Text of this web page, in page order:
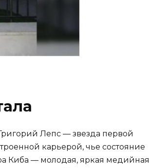
Лепс — звезда первой
карьерой, чье состояние
Киба — молодая, яркая медийная